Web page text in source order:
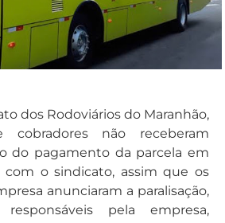
dos Rodoviários do Maranhão,
não receberam
do pagamento da parcela em
com o sindicato, assim que os
anunciaram a paralisação,
pela empresa,